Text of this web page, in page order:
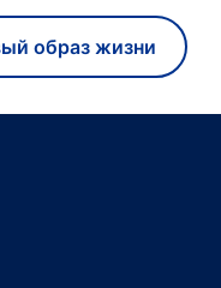
образ жизни